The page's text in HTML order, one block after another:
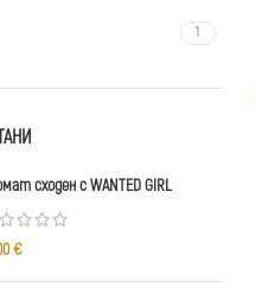
1
сходен с WANTED GIRL
€